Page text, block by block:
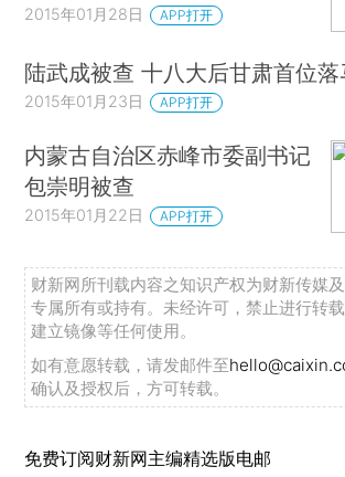
2015年01月28日 APP打开
陆武成被查 十八大后甘肃首位落
2015年01月23日 APP打开
内蒙古自治区赤峰市委副书记
包崇明被查
2015年01月22日 APP打开
财新网所刊载内容之知识产权为财新传媒
专属所有或持有。未经许可，禁止进行转
建立镜像等任何使用。
如有意愿转载，请发邮件至
确认及授权后，方可转载。
免费订阅财新网主编精选版电邮